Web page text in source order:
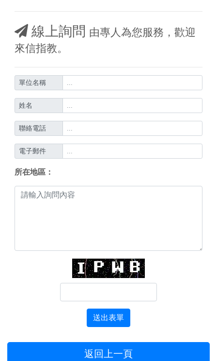
線上詢問 由專人為您服務，歡迎
來信指教。
單位名稱
姓名
聯絡電話
電子郵件
所在地區：
送出表單
返回上一頁